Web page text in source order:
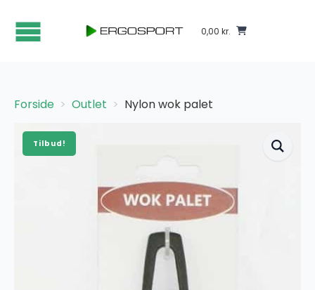
0,00 kr.
Forside Outlet Nylon wok palet
Tilbud!